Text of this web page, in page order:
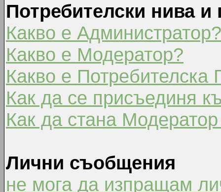
Потребителски нива и
Какво е Администратор?
Какво е Модератор?
Какво е Потребителска
Как да се присъединя
Как да стана
Лични съобщения
не мога да изпращам